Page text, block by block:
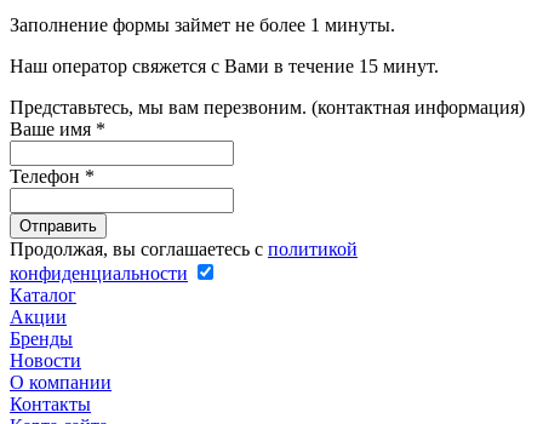
Заполнение формы займет не более 1 минуты.
Наш оператор свяжется с Вами в течение 15 минут.
Представьтесь, мы вам перезвоним. (контактная информация)
Ваше имя *
Телефон *
Продолжая, вы соглашаетесь с политикой
конфиденциальности
Каталог
Акции
Бренды
Новости
О компании
Контакты